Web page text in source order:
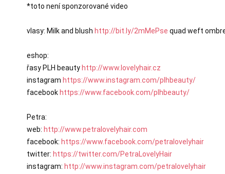
*toto není sponzorované video
vlasy: Milk and blush http://bit.ly/2mMePse quad weft
eshop:
řasy PLH beauty http://www.lovelyhair.cz
instagram https://www.instagram.com/plhbeauty/
facebook https://www.facebook.com/plhbeauty/
Petra:
web: http://www.petralovelyhair.com
facebook: https://www.facebook.com/petralovelyhair
twitter: https://twitter.com/PetraLovelyHair
instagram: http://www.instagram.com/petralovelyhair